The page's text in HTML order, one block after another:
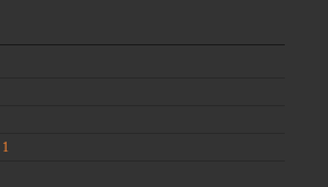
1